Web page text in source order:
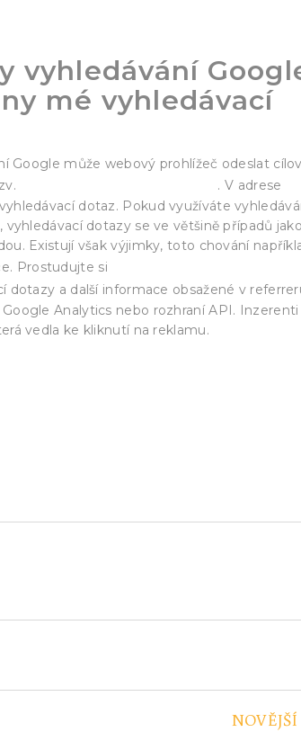
vyhledávání
mé vyhledávací
Google může webový prohlížeč odeslat
. V adrese
dotaz. Pokud využíváte
dotazy se ve většině případů jako
Existují však výjimky, toto chování
Prostudujte si
dotazy a další informace obsažené v
Analytics nebo rozhraní API. Inzerenti
vedla ke kliknutí na reklamu.
NOVĚJŠÍ